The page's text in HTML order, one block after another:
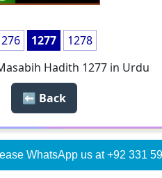
1277
1278
Hadith 1277 in Urdu
Back ⬅️
WhatsApp us at +92 331